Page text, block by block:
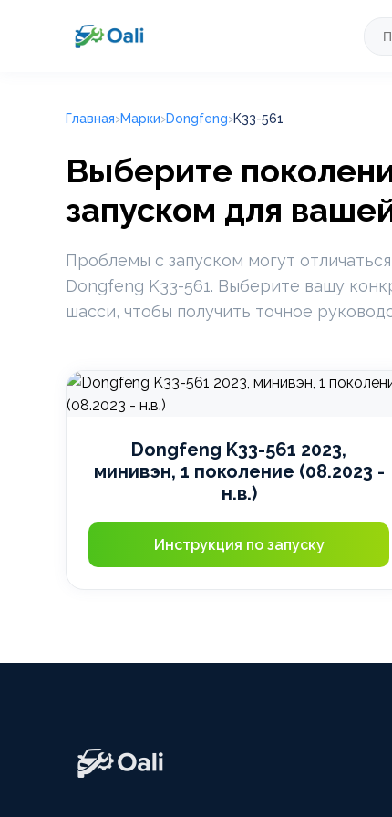
Главная Марки Dongfeng K33-561
Выберите
запуском для
Проблемы с запуском могут
Dongfeng K33-561. Выберите вашу
шасси, чтобы получить точное
Dongfeng K33-561 2023,
минивэн, 1 поколение (08.2023 -
н.в.)
Инструкция по запуску